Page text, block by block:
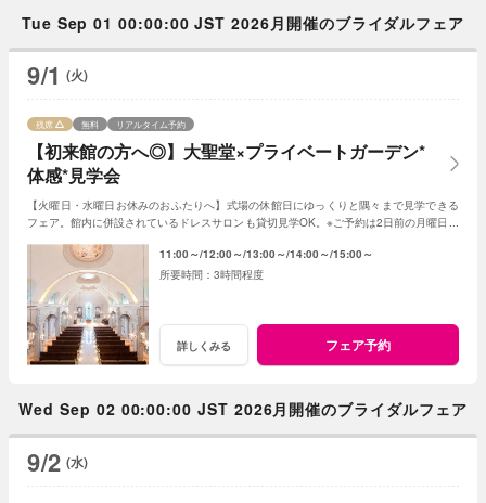
Tue Sep 01 00:00:00 JST 2026月開催のブライダルフェア
9/1 (火)
【初来館の方へ◎】大聖堂×プライベートガーデン*
体感*見学会
残席 無料 リアルタイム予約
【火曜日・水曜日お休みのおふたりへ】式場の休館日にゆっくりと隅々まで見学できる
フェア。館内に併設されているドレスサロンも貸切見学OK。※ご予約は2日前の月曜日ま
11:00～ 12:00～ 13:00～ 14:00～ 15:00～
3時間程度
詳しくみる フェア予約
Wed Sep 02 00:00:00 JST 2026月開催のブライダルフェア
9/2 (水)